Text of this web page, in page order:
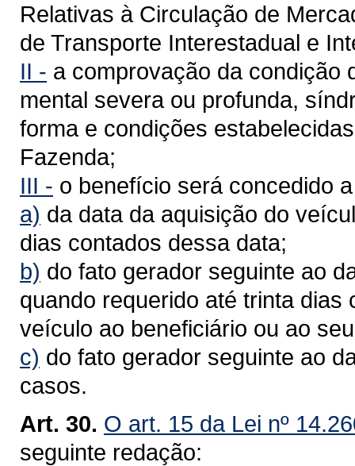
Relativas à Circulação de
de Transporte Interestadual e
II - a comprovação da condição
mental severa ou profunda,
forma e condições
Fazenda;
III - o benefício será concedido
a) da data da aquisição do
dias contados dessa data;
b) do fato gerador seguinte ao
quando requerido até trinta
veículo ao beneficiário ou ao
c) do fato gerador seguinte ao
casos.
Art. 30. O art. 15 da Lei nº
seguinte redação: